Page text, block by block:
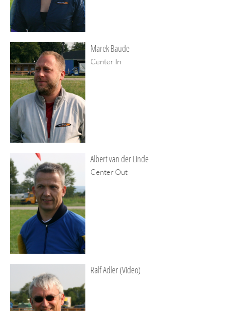
Marek Baude
Center In
Albert van der Linde
Center Out
Ralf Adler (Video)